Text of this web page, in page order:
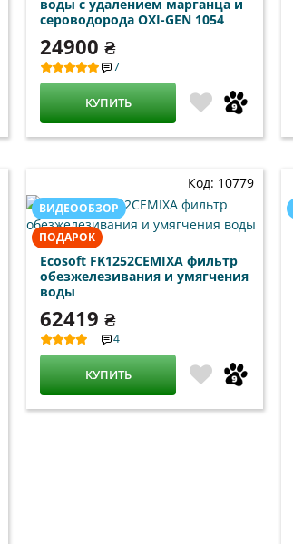
воды с удалением марганца и
сероводорода OXI-GEN 1054
24900 ₴
7
КУПИТЬ
Код: 10779
Ecosoft FK1252CEMIXA фильтр
обезжелезивания и умягчения
воды
62419 ₴
4
КУПИТЬ
ВИДЕООБЗОР
ПОДАРОК